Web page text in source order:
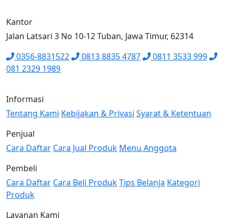
Kantor
Jalan Latsari 3 No 10-12 Tuban, Jawa Timur, 62314
0356-8831522
0813 8835 4787
0811 3533 999
081 2329 1989
Informasi
Tentang Kami Kebijakan & Privasi Syarat & Ketentuan
Penjual
Cara Daftar Cara Jual Produk Menu Anggota
Pembeli
Cara Daftar Cara Beli ProdukTips Belanja Kategori
Produk
Layanan Kami